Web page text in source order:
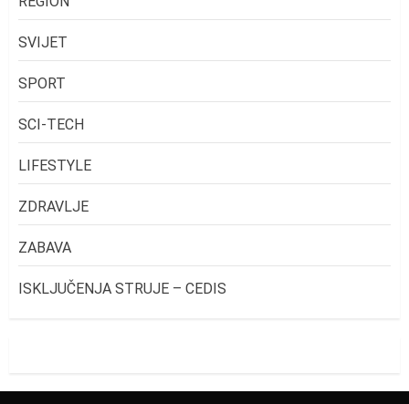
SVIJET
SPORT
SCI-TECH
LIFESTYLE
ZDRAVLJE
ZABAVA
ISKLJUČENJA STRUJE – CEDIS